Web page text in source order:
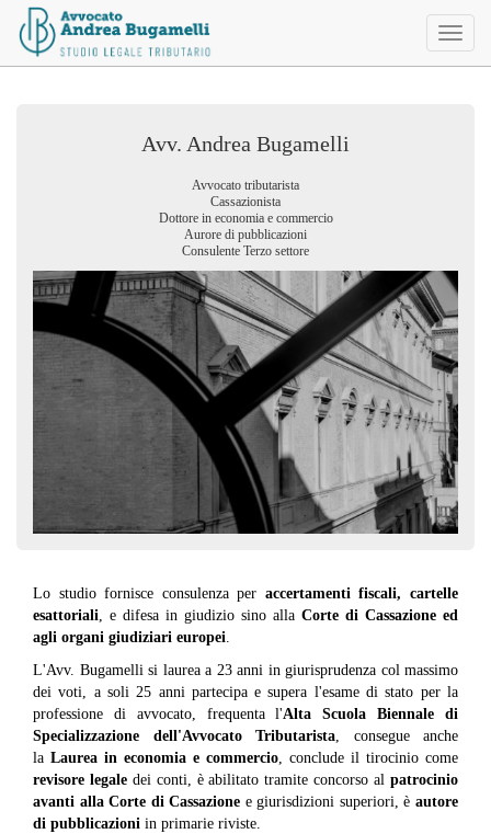
Toggle
Avv. Andrea Bugamelli
Avvocato tributarista
Cassazionista
Dottore in economia e commercio
Aurore di pubblicazioni
Consulente Terzo settore
Lo studio fornisce consulenza per accertamenti fiscali, cartelle
esattoriali, e difesa in giudizio sino alla Corte di Cassazione ed
agli organi giudiziari europei.
L'Avv. Bugamelli si laurea a 23 anni in giurisprudenza col massimo
dei voti, a soli 25 anni partecipa e supera l'esame di stato per la
professione di avvocato, frequenta l'Alta Scuola Biennale di
Specializzazione dell'Avvocato Tributarista, consegue anche
la Laurea in economia e commercio, conclude il tirocinio come
revisore legaledei conti, è abilitato tramite concorso alpatrocinio
avanti alla Corte di Cassazione e giurisdizioni superiori, èautore
di pubblicazioni in primarie riviste.